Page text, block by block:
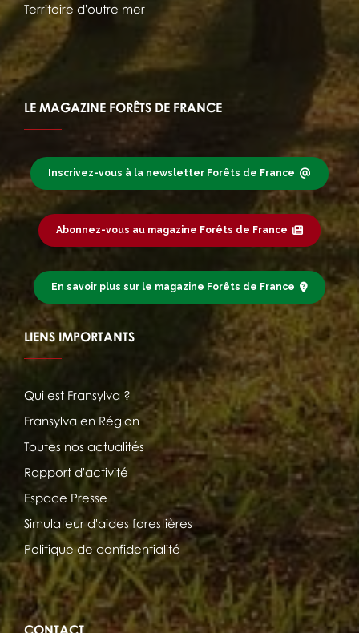
Territoire d'outre mer
LE MAGAZINE FORÊTS DE FRANCE
Inscrivez-vous à la newsletter Forêts de France
Abonnez-vous au magazine Forêts de France
En savoir plus sur le magazine Forêts de France
LIENS IMPORTANTS
Qui est Fransylva ?
Fransylva en Région
Toutes nos actualités
Rapport d'activité
Espace Presse
Simulateur d'aides forestières
Politique de confidentialité
CONTACT